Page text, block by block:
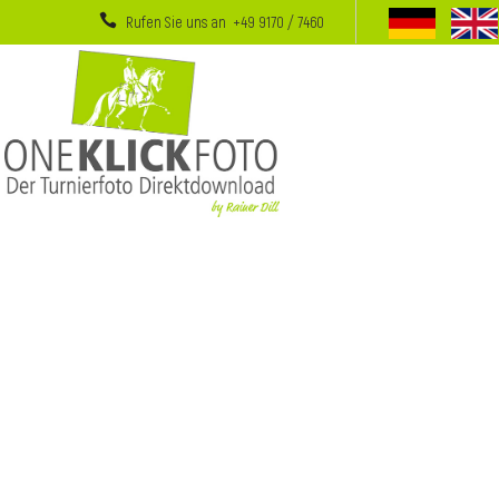
Rufen Sie uns an +49 9170 / 7460